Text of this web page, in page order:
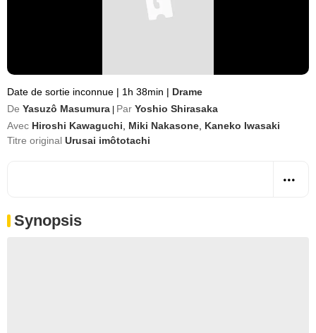
Date de sortie inconnue | 1h 38min | Drame
De Yasuzô Masumura Par Yoshio Shirasaka
Avec Hiroshi Kawaguchi Miki Nakasone Kaneko Iwasaki
Titre original Urusai imôtotachi
Synopsis